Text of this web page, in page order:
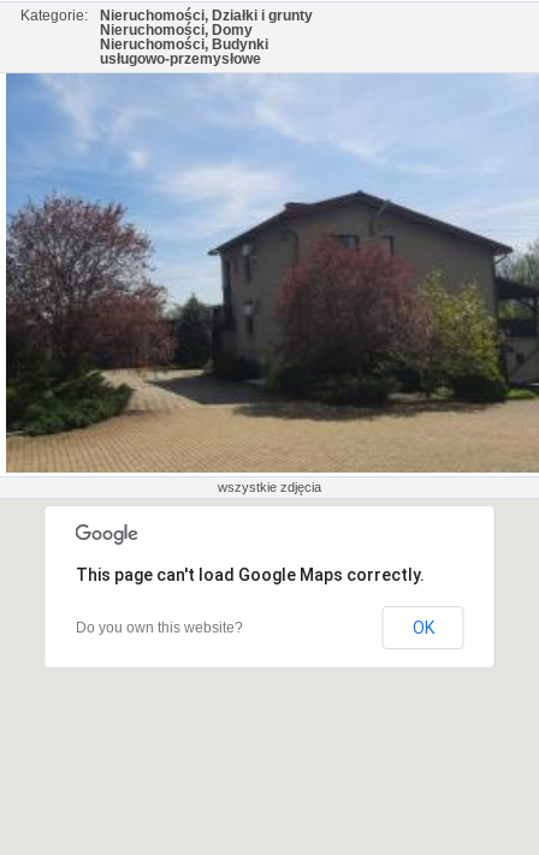
Kategorie:
Nieruchomości, Działki i grunty
Nieruchomości, Domy
Nieruchomości, Budynki
usługowo-przemysłowe
wszystkie zdjęcia
This page can't load Google Maps correctly.
Do you own this website? OK